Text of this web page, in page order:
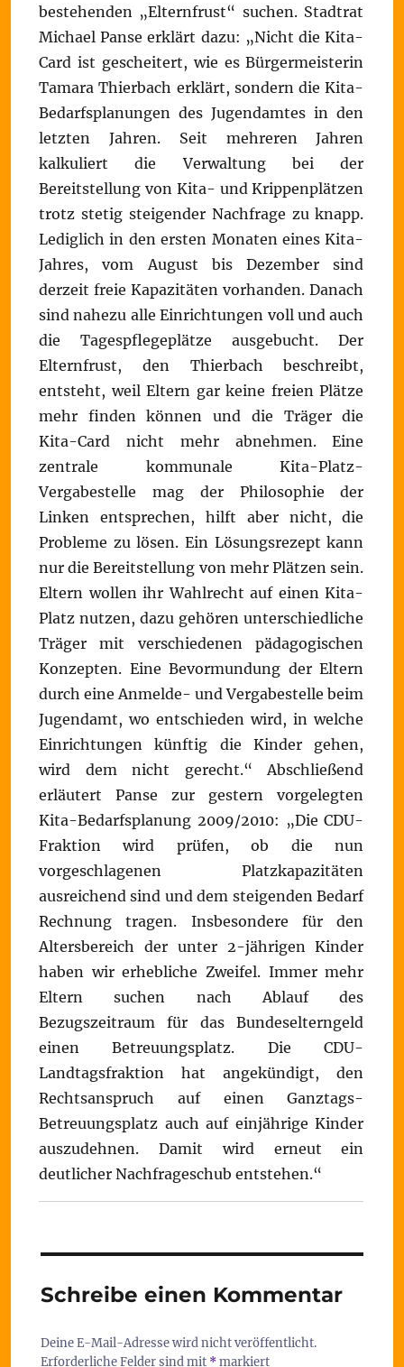
bestehenden „Elternfrust“ suchen. Stadtrat
Michael Panse erklärt dazu: „Nicht die Kita-
Card ist gescheitert, wie es Bürgermeisterin
Tamara Thierbach erklärt, sondern die Kita-
Bedarfsplanungen des Jugendamtes in den
letzten Jahren. Seit mehreren Jahren
kalkuliert die Verwaltung bei der
Bereitstellung von Kita- und Krippenplätzen
trotz stetig steigender Nachfrage zu knapp.
Lediglich in den ersten Monaten eines Kita-
Jahres, vom August bis Dezember sind
derzeit freie Kapazitäten vorhanden. Danach
sind nahezu alle Einrichtungen voll und auch
die Tagespflegeplätze ausgebucht. Der
Elternfrust, den Thierbach beschreibt,
entsteht, weil Eltern gar keine freien Plätze
mehr finden können und die Träger die
Kita-Card nicht mehr abnehmen. Eine
zentrale kommunale Kita-Platz-
Vergabestelle mag der Philosophie der
Linken entsprechen, hilft aber nicht, die
Probleme zu lösen. Ein Lösungsrezept kann
nur die Bereitstellung von mehr Plätzen sein.
Eltern wollen ihr Wahlrecht auf einen Kita-
Platz nutzen, dazu gehören unterschiedliche
Träger mit verschiedenen pädagogischen
Konzepten. Eine Bevormundung der Eltern
durch eine Anmelde- und Vergabestelle beim
Jugendamt, wo entschieden wird, in welche
Einrichtungen künftig die Kinder gehen,
wird dem nicht gerecht.“ Abschließend
erläutert Panse zur gestern vorgelegten
Kita-Bedarfsplanung 2009/2010: „Die CDU-
Fraktion wird prüfen, ob die nun
vorgeschlagenen Platzkapazitäten
ausreichend sind und dem steigenden Bedarf
Rechnung tragen. Insbesondere für den
Altersbereich der unter 2-jährigen Kinder
haben wir erhebliche Zweifel. Immer mehr
Eltern suchen nach Ablauf des
Bezugszeitraum für das Bundeselterngeld
einen Betreuungsplatz. Die CDU-
Landtagsfraktion hat angekündigt, den
Rechtsanspruch auf einen Ganztags-
Betreuungsplatz auch auf einjährige Kinder
auszudehnen. Damit wird erneut ein
deutlicher Nachfrageschub entstehen.“
Schreibe einen Kommentar
Deine E-Mail-Adresse wird nicht veröffentlicht.
Erforderliche Felder sind mit *markiert